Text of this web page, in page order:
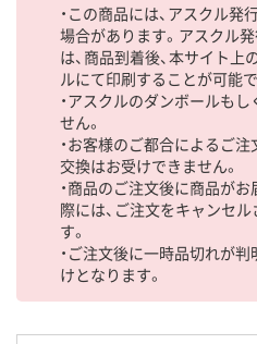
・この商品には、アスクル
場合があります。アスクル
は、商品到着後、本サイト
ルにて印刷することが可能で
・アスクルのダンボールも
せん。
・お客様のご都合によるご注
交換はお受けできません。
・商品のご注文後に商品が
際には、ご注文をキャンセ
す。
・ご注文後に一時品切れが
けとなります。